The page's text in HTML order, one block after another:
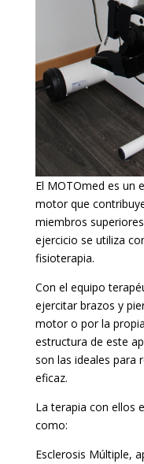
El MOTOmed es un
motor que
miembros
ejercicio se utiliza
fisioterapia.
Con el equipo
ejercitar brazos y
motor o por la
estructura de este
son las ideales para
eficaz.
La terapia con ellos
como:
Esclerosis Múltiple,